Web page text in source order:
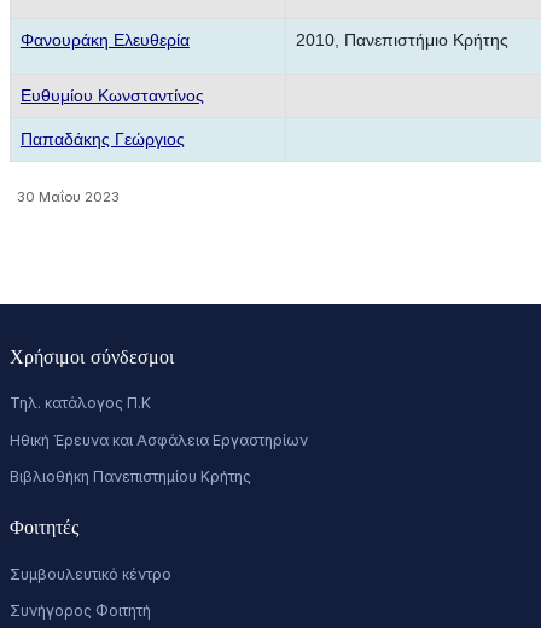
Φανουράκη Ελευθερία 2010, Πανεπιστήμιο Κρήτης
Ευθυμίου Κωνσταντίνος
Παπαδάκης Γεώργιος
30 Μαΐου 2023
Χρήσιμοι σύνδεσμοι
Τηλ. κατάλογος Π.Κ
Ηθική Έρευνα και Ασφάλεια Εργαστηρίων
Βιβλιοθήκη Πανεπιστημίου Κρήτης
Φοιτητές
Συμβουλευτικό κέντρο
Συνήγορος Φοιτητή